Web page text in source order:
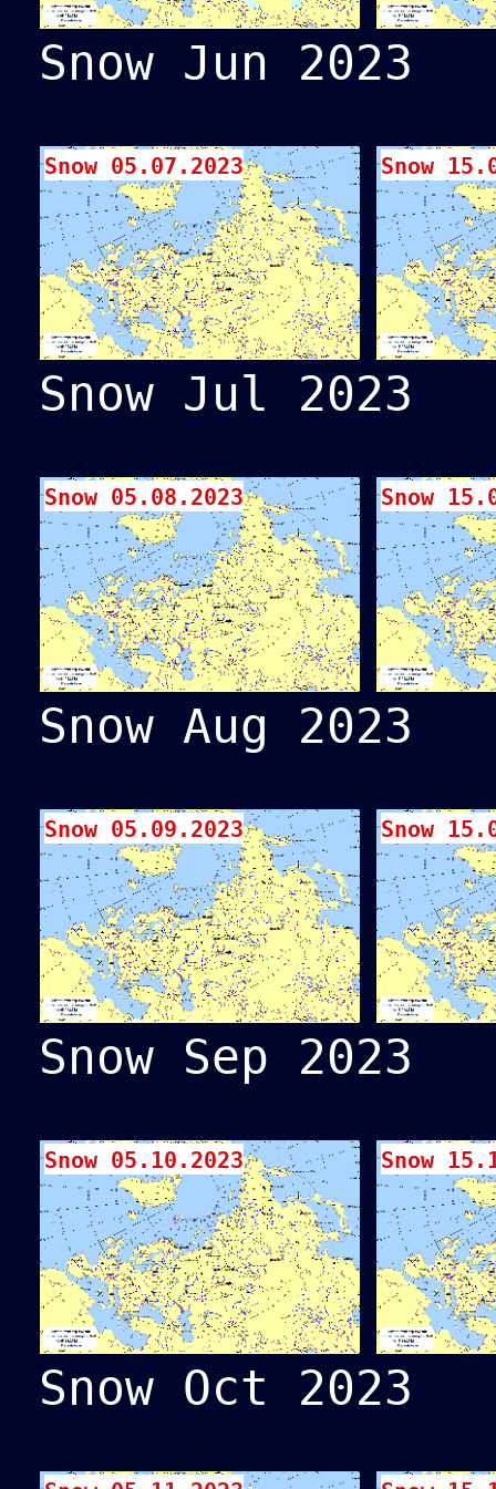
Snow Jun 2023
Snow 05.07.2023 Snow
Snow Jul 2023
Snow 05.08.2023 Snow
Snow Aug 2023
Snow 05.09.2023 Snow
Snow Sep 2023
Snow 05.10.2023 Snow
Snow Oct 2023